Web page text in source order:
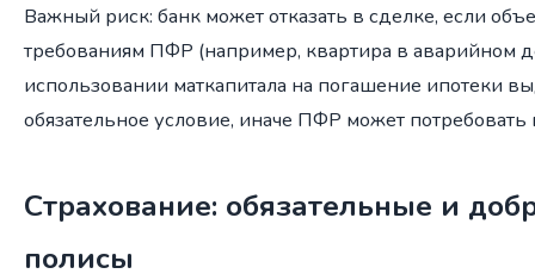
Важный риск: банк может отказать в сделке, если
требованиям ПФР (например, квартира в аварийном
использовании маткапитала на погашение ипотеки
обязательное условие, иначе ПФР может потребовать
Страхование: обязательные и
полисы